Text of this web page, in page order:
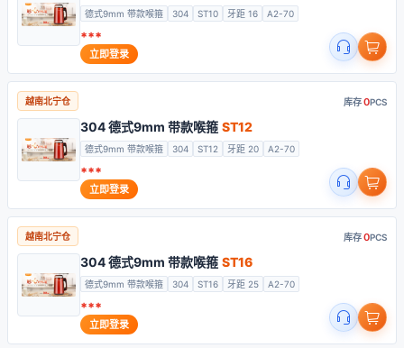
德式9mm 带款喉箍 304 ST10 牙距 16 A2-70
***
立即登录
越南北宁仓 库存0PCS
304 德式9mm 带款喉箍 ST12
德式9mm 带款喉箍 304 ST12 牙距 20 A2-70
***
立即登录
越南北宁仓 库存0PCS
304 德式9mm 带款喉箍 ST16
德式9mm 带款喉箍 304 ST16 牙距 25 A2-70
***
立即登录